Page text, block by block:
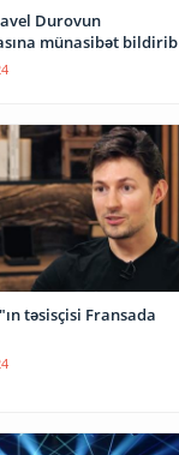
Durovun
münasibət bildirib
təsisçisi Fransada